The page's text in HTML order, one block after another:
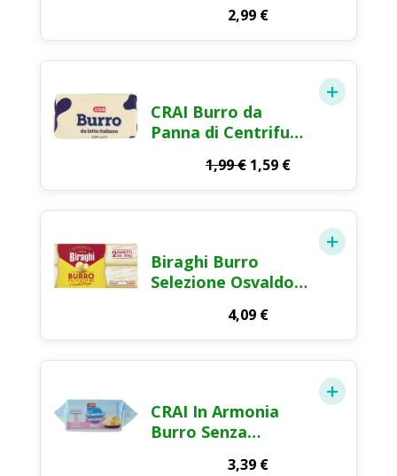
2,99 €
CRAI Burro da
Panna di Centrifuga
1,99€ Il
originale
era:
1,59 €Il
attuale
è:
1,59 €.
Biraghi Burro
Selezione Osvaldo
4,09 €
CRAI In Armonia
Burro Senza
3,39 €